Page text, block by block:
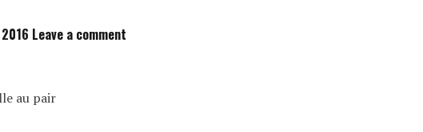
Leave a comment